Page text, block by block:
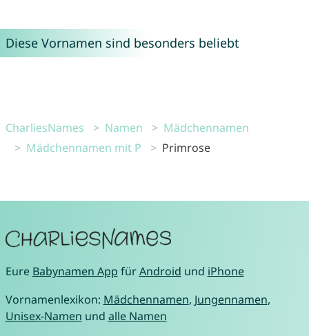
Diese Vornamen sind besonders beliebt
CharliesNames Namen
Mädchennamen
Mädchennamen mit P
Primrose
Eure Babynamen App fürAndroid und iPhone
Vornamenlexikon: Mädchennamen, Jungennamen,
Unisex-Namen und alle Namen